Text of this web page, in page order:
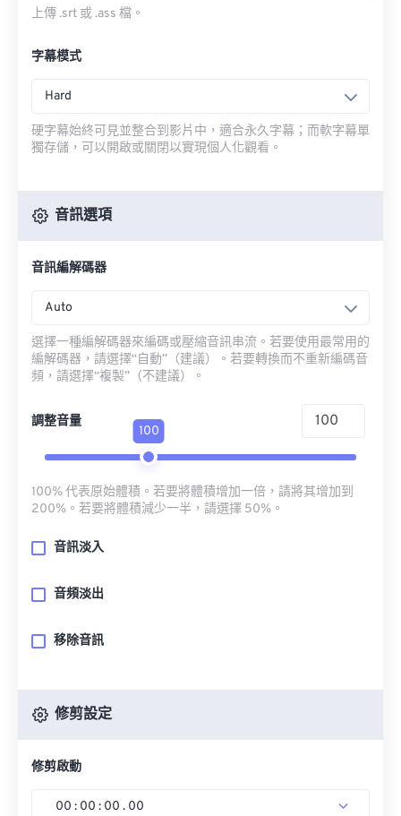
上傳 .srt 或 .ass 檔。
字幕模式
Hard
硬字幕始終可見並整合到影片中，適合永久字幕；而軟字幕單
獨存儲，可以開啟或關閉以實現個人化觀看。
音訊選項
音訊編解碼器
Auto
選擇一種編解碼器來編碼或壓縮音訊串流。若要使用最常用的
編解碼器，請選擇“自動”（建議）。若要轉換而不重新編碼音
頻，請選擇“複製”（不建議）。
調整音量
100
100% 代表原始體積。若要將體積增加一倍，請將其增加到
200%。若要將體積減少一半，請選擇 50%。
音訊淡入
音頻淡出
移除音訊
修剪設定
修剪啟動
00 : 00 : 00 . 00